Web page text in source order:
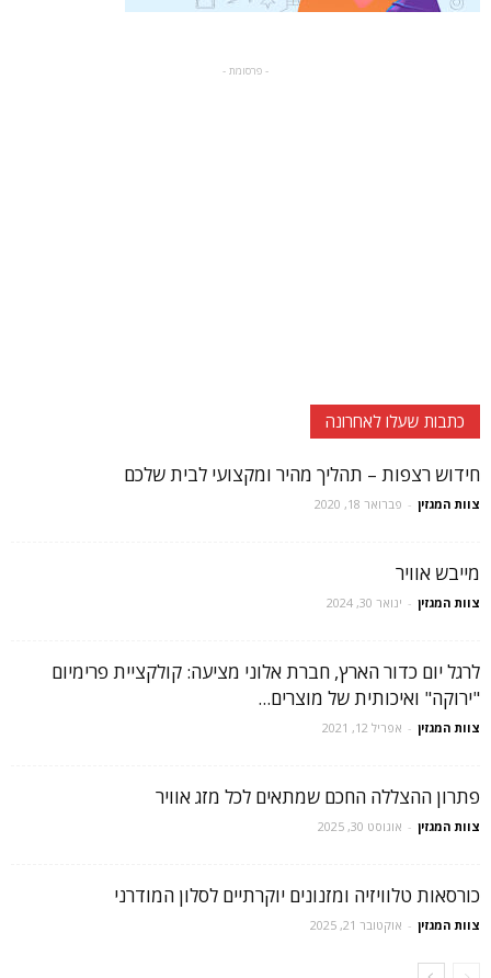
- פרסומת -
כתבות שעלו לאחרונה
חידוש רצפות – תהליך מהיר ומקצועי לבית שלכם
צוות המגזין - פברואר 18, 2020
מייבש אוויר
צוות המגזין - ינואר 30, 2024
לרגל יום כדור הארץ, חברת אלוני מציעה: קולקציית פרימיום
"ירוקה" ואיכותית של מוצרים...
צוות המגזין - אפריל 12, 2021
פתרון ההצללה החכם שמתאים לכל מזג אוויר
צוות המגזין - אוגוסט 30, 2025
כורסאות טלוויזיה ומזנונים יוקרתיים לסלון המודרני
צוות המגזין - אוקטובר 21, 2025